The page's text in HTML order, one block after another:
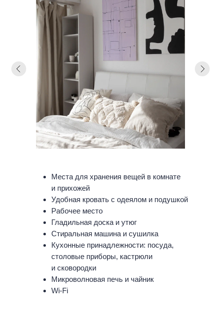
Места для хранения вещей в комнате
и прихожей
Удобная кровать с одеялом и подушкой
Рабочее место
Гладильная доска и утюг
Стиральная машина и сушилка
Кухонные принадлежности: посуда,
столовые приборы, кастрюли
и сковородки
Микроволновая печь и чайник
Wi-Fi